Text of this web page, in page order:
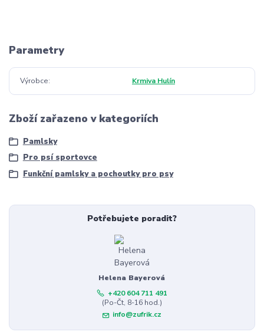
Parametry
Výrobce Krmiva Hulín
Zboží zařazeno v kategoriích
Pamlsky
Pro psí sportovce
Funkční pamlsky a pochoutky pro psy
Potřebujete poradit?
Helena Bayerová
+420 604 711 491
(Po-Čt, 8-16 hod.)
info@zufrik.cz